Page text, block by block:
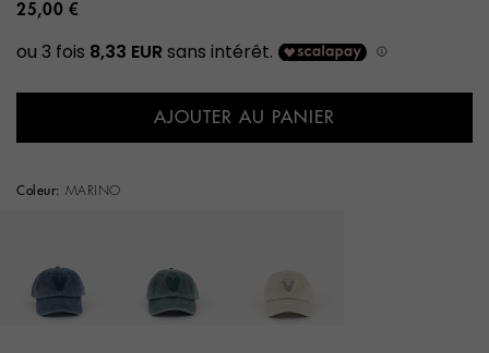
25,00 €
AJOUTER AU PANIER
Coleur: MARINO